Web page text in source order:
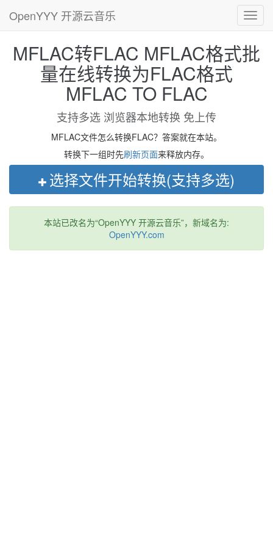
OpenYYY 开源云音乐
MFLAC转FLAC MFLAC格式批
量在线转换为FLAC格式
MFLAC TO FLAC
支持多选 浏览器本地转换 免上传
MFLAC文件怎么转换FLAC？答案就在本站。
转换下一组时先刷新页面来释放内存。
选择文件开始转换(支持多选)
本站已改名为“OpenYYY 开源云音乐”，新域名为:
OpenYYY.com